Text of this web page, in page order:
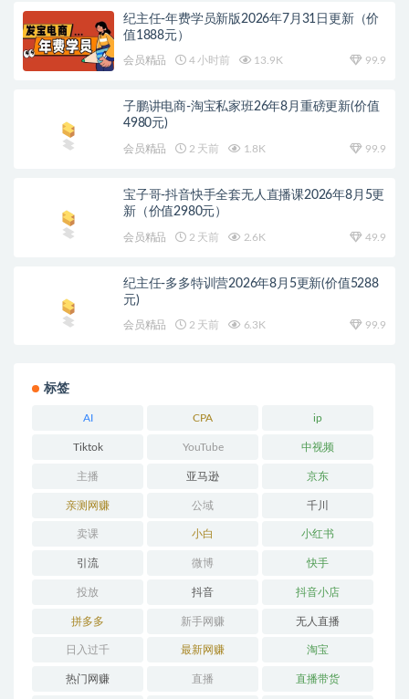
纪主任-年费学员新版2026年7月31日更新（价
值1888元）
会员精品 4 小时前 13.9K 99.9
子鹏讲电商-淘宝私家班26年8月重磅更新(价值
4980元)
会员精品 2 天前 1.8K 99.9
宝子哥-抖音快手全套无人直播课2026年8月5更
新（价值2980元）
会员精品 2 天前 2.6K 49.9
纪主任-多多特训营2026年8月5更新(价值5288
元)
会员精品 2 天前 6.3K 99.9
标签
AI CPA ip
Tiktok YouTube 中视频
主播 亚马逊 京东
亲测网赚 公域 千川
卖课 小白 小红书
引流 微博 快手
投放 抖音 抖音小店
拼多多 新手网赚 无人直播
日入过千 最新网赚 淘宝
热门网赚 直播 直播带货